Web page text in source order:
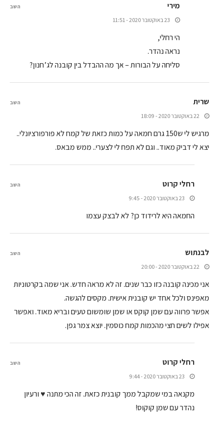
מירי
23 באוקטובר 2020 - 11:51
הי רחלי,
נראה נהדר.
סליחה על הבורות – אך מה ההבדל בין קובנה לג’חנון?
השב
שרית
22 באוקטובר 2020 - 18:09
מרגיש לי ש150 גרם חמאה על כמות כזאת של קמח לא פורפורציונלי..
יצא לי דביק מאוד.. וגם לא תפח לי לצערי.. ממש מבאס.
השב
רחלי קרוט
23 באוקטובר 2020 - 9:45
החמאה היא לרידוד כן? לא לבצק עצמו
השב
לבנתוש
22 באוקטובר 2020 - 20:00
אני מכינה קובנה כזו כבר שנים. זה לא מראה חדש. אני שמה בקרטוניות
מאפינס ולכל אחד יש קובנית אישית. מקסים להגשה.
אפשר פרווה עם שמן קוקס או שמן שומשום טעים ובריא מאוד. ואפשר
אפילו לשים חצי מהכמות קמח כוסמין. יוצא צמר גפן.
השב
רחלי קרוט
23 באוקטובר 2020 - 9:44
מקנאה במי שמקבל ממך קובנית כזאת. זה הכי מתנה ♥ ורעיון
נהדר עם שמן קוקוס!
השב